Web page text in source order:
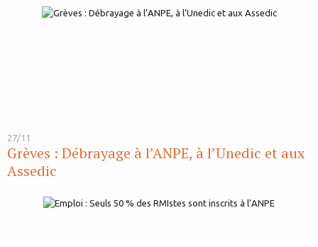
27/11
Grèves : Débrayage à l’ANPE, à l’Unedic et aux
Assedic